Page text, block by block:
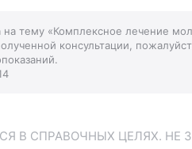
на тему «Комплексное лечение
консультации,
В СПРАВОЧНЫХ ЦЕЛЯХ. НЕ